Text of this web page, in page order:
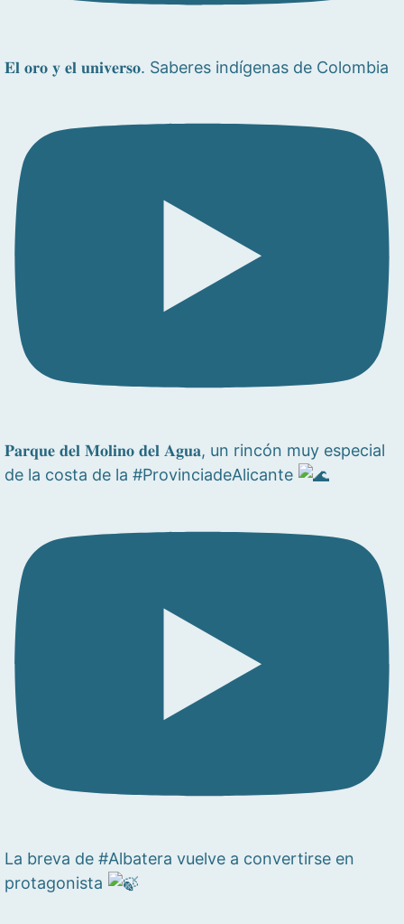
𝐄𝐥 𝐨𝐫𝐨 𝐲 𝐞𝐥 𝐮𝐧𝐢𝐯𝐞𝐫𝐬𝐨. Saberes indígenas de Colombia
𝐏𝐚𝐫𝐪𝐮𝐞 𝐝𝐞𝐥 𝐌𝐨𝐥𝐢𝐧𝐨 𝐝𝐞𝐥 𝐀𝐠𝐮𝐚, un rincón muy especial
de la costa de la #ProvinciadeAlicante
La breva de #Albatera vuelve a convertirse en
protagonista